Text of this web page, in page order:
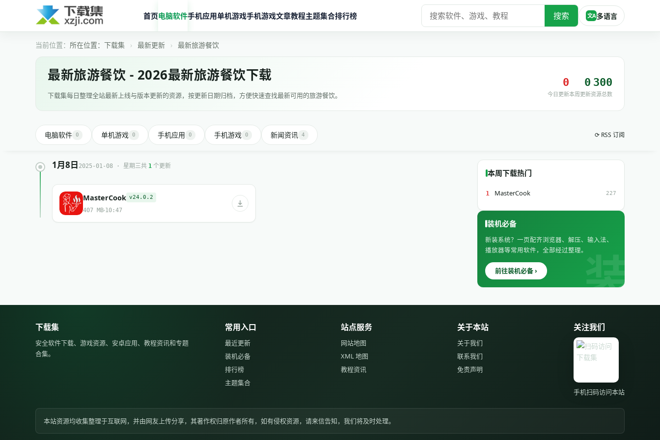
首页电脑软件手机应用单机游戏手机游戏文章教程主题集合排行榜 搜索 文A 多语言
所在位置： 下载集 › 最新更新 › 最新旅游餐饮
最新旅游餐饮 - 2026最新旅游餐饮下载
下载集每日整理全站最新上线与版本更新的资源，按更新日期归档，方便快速查找最新可用的旅游餐饮。
0
今日更新
0
本周更新
300
资源总数
电脑软件 0 单机游戏 0 手机应用 0 手机游戏 0 新闻资讯 4 ⟳ RSS 订阅
1月8日 2025-01-08 · 星期三共 1 个更新
MasterCook v24.0.2
407 MB 10:47
本周下载热门
1 MasterCook 227
装机必备
新装系统？一页配齐浏览器、解压、输入法、
播放器等常用软件，全部经过整理。
前往装机必备 ›
下载集
安全软件下载、游戏资源、安卓应用、教程资讯和专题
合集。
常用入口
最近更新
装机必备
排行榜
主题集合
站点服务
网站地图
XML 地图
教程资讯
关于本站
关于我们
联系我们
免责声明
关注我们
手机扫码访问本站
本站资源均收集整理于互联网，并由网友上传分享，其著作权归原作者所有，如有侵权资源，请来信告知，我们将及时处理。